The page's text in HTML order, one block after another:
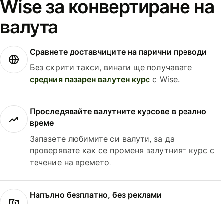
Wise за конвертиране на
валута
Сравнете доставчиците на парични преводи
Без скрити такси, винаги ще получавате
средния пазарен валутен курс с Wise.
Проследявайте валутните курсове в реално
време
Запазете любимите си валути, за да
проверявате как се променя валутният курс с
течение на времето.
Напълно безплатно, без реклами